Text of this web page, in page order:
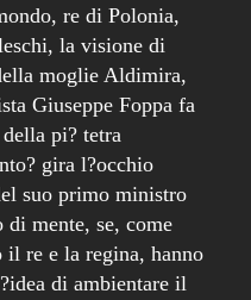
re di Polonia,
la visione di
moglie Aldimira,
Giuseppe Foppa fa
pi? tetra
gira l?occhio
suo primo ministro
di mente, se, come
il re e la regina, hanno
di ambientare il